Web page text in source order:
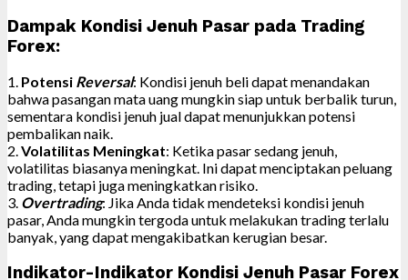
Dampak Kondisi Jenuh Pasar pada Trading
Forex:
1. Potensi Reversal: Kondisi jenuh beli dapat menandakan
bahwa pasangan mata uang mungkin siap untuk berbalik turun,
sementara kondisi jenuh jual dapat menunjukkan potensi
pembalikan naik.
2.Volatilitas Meningkat: Ketika pasar sedang jenuh,
volatilitas biasanya meningkat. Ini dapat menciptakan peluang
trading, tetapi juga meningkatkan risiko.
3. Overtrading: Jika Anda tidak mendeteksi kondisi jenuh
pasar, Anda mungkin tergoda untuk melakukan trading terlalu
banyak, yang dapat mengakibatkan kerugian besar.
Indikator-Indikator Kondisi Jenuh Pasar Forex